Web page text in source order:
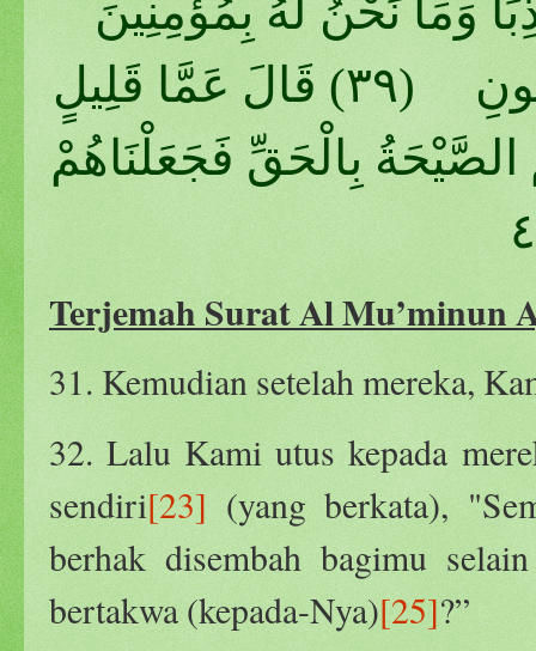
وَمَا نَحْنُ لَهُ بِمُؤْمِنِينَ
(٣٨) قَالَ رَبِّ انْصُرْنِي بِمَا كَذَّبُونِ (٣٩) قَالَ عَمَّا قَلِيلٍ
فَأَخَذَتْهُمُ الصَّيْحَةُ بِالْحَقِّ فَجَعَلْنَاهُمْ
Terjemah Surat Al Mu’minun
31. Kemudian setelah mereka,
32. Lalu Kami utus kepada
sendiri[23] (yang berkata),
berhak disembah bagimu
bertakwa (kepada-Nya)[25]?”